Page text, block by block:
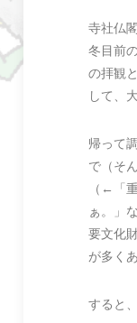
寺社仏
冬目前
の拝観
して、
帰って
で（そ
（←「
ぁ。」
要文化
が多く
すると